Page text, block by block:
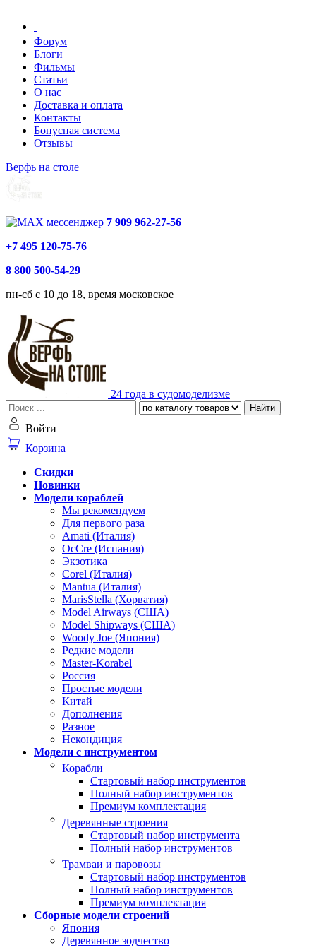
Форум
Блоги
Фильмы
Статьи
О нас
Доставка и оплата
Контакты
Бонусная система
Отзывы
Верфь на столе
7 909 962-27-56
+7 495 120-75-76
8 800 500-54-29
пн-сб с 10 до 18, время московское
24 года в судомоделизме
Найти
Войти
Корзина
Скидки
Новинки
Модели кораблей
Мы рекомендуем
Для первого раза
Amati (Италия)
OcCre (Испания)
Экзотика
Corel (Италия)
Mantua (Италия)
MarisStella (Хорватия)
Model Airways (США)
Model Shipways (США)
Woody Joe (Япония)
Редкие модели
Master-Korabel
Россия
Простые модели
Китай
Дополнения
Разное
Некондиция
Модели с инструментом
Корабли
Стартовый набор инструментов
Полный набор инструментов
Премиум комплектация
Деревянные строения
Стартовый набор инструмента
Полный набор инструментов
Трамваи и паровозы
Стартовый набор инструментов
Полный набор инструментов
Премиум комплектация
Сборные модели строений
Япония
Деревянное зодчество